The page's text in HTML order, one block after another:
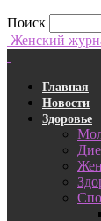
Поиск
Женский
Главная
Новости
Здоровье